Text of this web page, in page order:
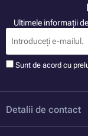
Ultimele informații
Sunt de acord cu
Detalii de contact